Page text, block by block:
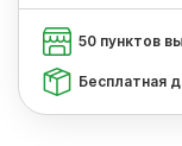
50 пунктов
Бесплатная